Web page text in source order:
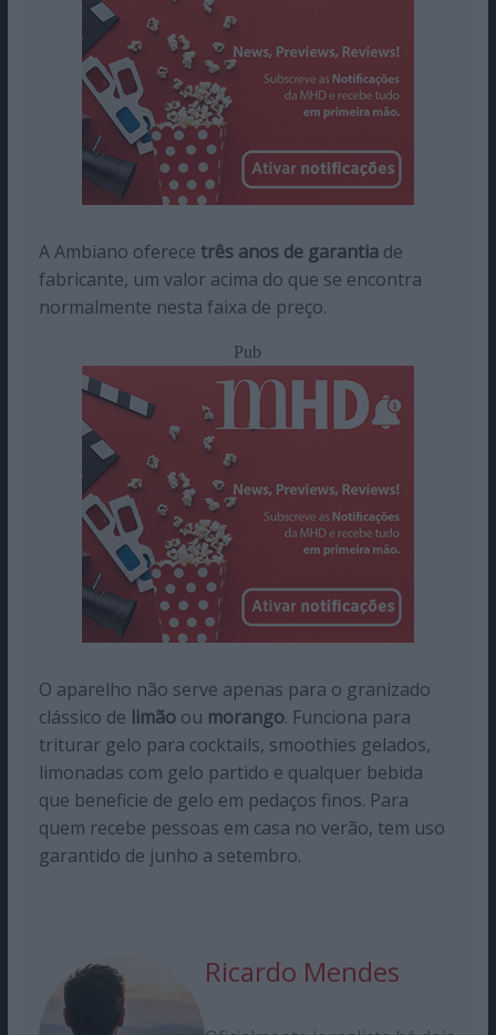
A Ambiano oferece três anos de garantiade
fabricante, um valor acima do que se encontra
normalmente nesta faixa de preço.
Pub
O aparelho não serve apenas para o granizado
clássico de limãoou morango. Funciona para
triturar gelo para cocktails, smoothies gelados,
limonadas com gelo partido e qualquer bebida
que beneficie de gelo em pedaços finos. Para
quem recebe pessoas em casa no verão, tem uso
garantido de junho a setembro.
Ricardo Mendes